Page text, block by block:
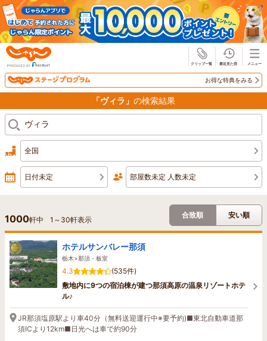
お得な特典をみる
「ヴィラ」 の検索結果
全国
日付未定 部屋数未定 人数未定
1000軒中 1 ～ 30軒表示
合致順 安い順
ホテルサンバレー那須
栃木>那須・板室
4.3
(535件)
敷地内に9つの宿泊棟が建つ那須高原の温泉リゾートホテ
ル♪
JR那須塩原駅より車40分（無料送迎運行中※要予約)■東北自動車道那
須ICより12km■日光へは車で約90分